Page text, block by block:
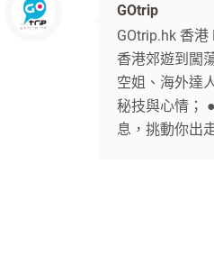
GOtrip
GOtrip.hk 香
香港郊遊到闖
空姐、海外達
秘技與心情；
息，挑動你出